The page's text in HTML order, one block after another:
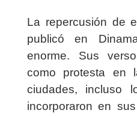
La repercusión de
publicó en
enorme. Sus
como protesta en
ciudades, incluso
incorporaron en